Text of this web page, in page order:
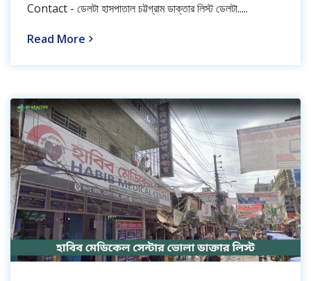
Contact - ডেলটা হাসপাতাল চট্টগ্রাম ডাক্তার লিস্ট ডেলটা.....
Read More